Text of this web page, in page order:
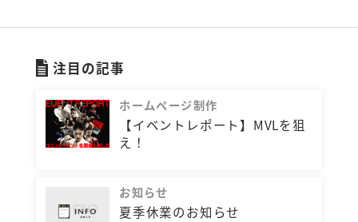
注目の記事
ホームページ制作
【イベントレポート】MVLを狙
え！
お知らせ
夏季休業のお知らせ